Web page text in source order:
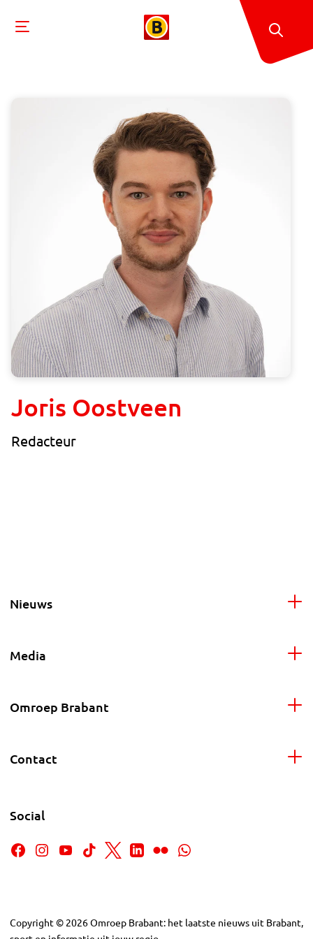
Joris Oostveen
Redacteur
Nieuws
Media
Omroep Brabant
Contact
Social
Copyright © 2026Omroep Brabant: het laatste nieuws uit Brabant,